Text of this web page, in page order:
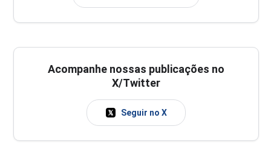
Acompanhe nossas publicações no
X/Twitter
Seguir no X